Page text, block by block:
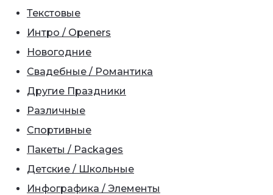
Текстовые
Интро / Openers
Новогодние
Свадебные / Романтика
Другие Праздники
Различные
Спортивные
Пакеты / Packages
Детские / Школьные
Инфографика / Элементы